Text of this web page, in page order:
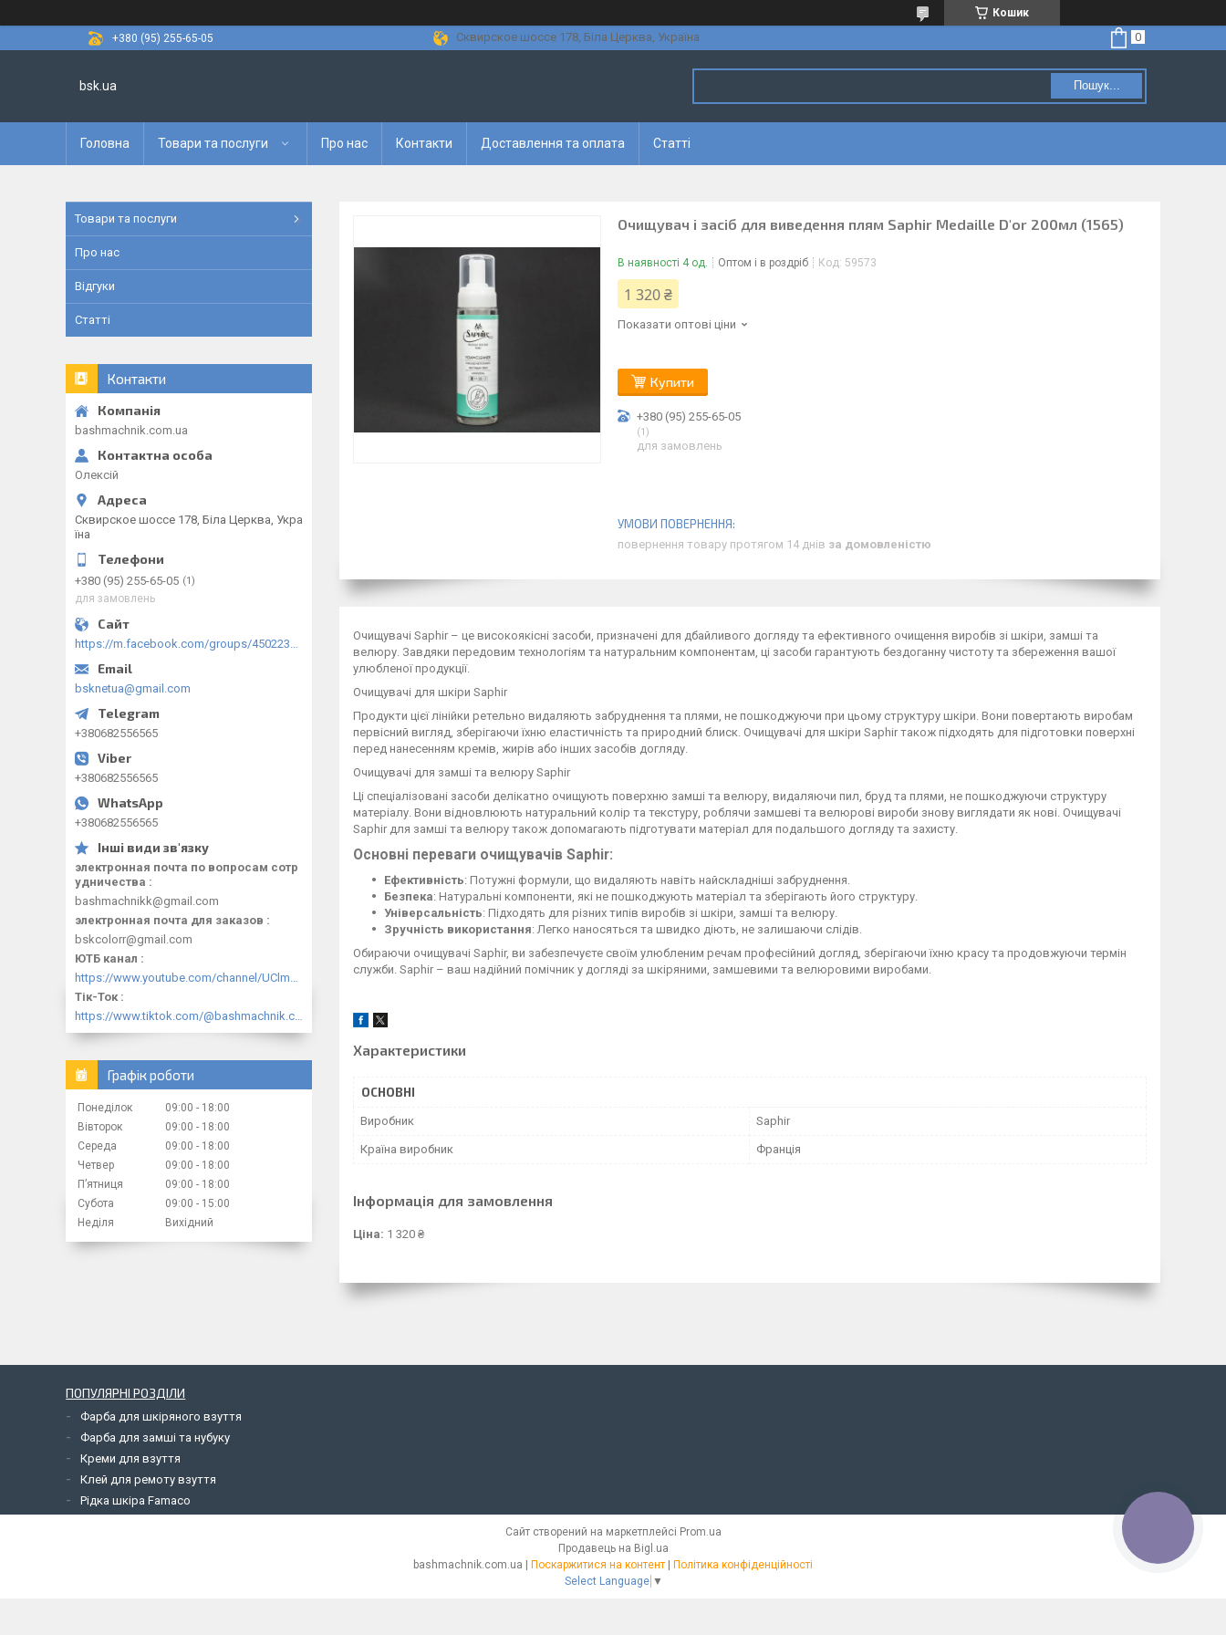
Кошик
+380 (95) 255-65-05
Сквирское шоссе 178, Біла Церква, Україна
bsk.ua Пошук...
Головна Товари та послуги Про нас Контакти Доставлення та оплата Статті
Очищувач і засіб для виведення плям Saphir Medaille D'or 200мл (1565)
В наявності 4 од. Оптом і в роздріб Код: 59573
1 320 ₴
Показати оптові ціни
Купити
+380 (95) 255-65-05
1
для замовлень
повернення товару протягом 14 днів за домовленістю
Очищувачі Saphir – це високоякісні засоби, призначені для дбайливого догляду та ефективного очищення виробів зі шкіри, замші та
велюру. Завдяки передовим технологіям та натуральним компонентам, ці засоби гарантують бездоганну чистоту та збереження вашої
улюбленої продукції.
Очищувачі для шкіри Saphir
Продукти цієї лінійки ретельно видаляють забруднення та плями, не пошкоджуючи при цьому структуру шкіри. Вони повертають виробам
первісний вигляд, зберігаючи їхню еластичність та природний блиск. Очищувачі для шкіри Saphir також підходять для підготовки поверхні
перед нанесенням кремів, жирів або інших засобів догляду.
Очищувачі для замші та велюру Saphir
Ці спеціалізовані засоби делікатно очищують поверхню замші та велюру, видаляючи пил, бруд та плями, не пошкоджуючи структуру
матеріалу. Вони відновлюють натуральний колір та текстуру, роблячи замшеві та велюрові вироби знову виглядати як нові. Очищувачі
Saphir для замші та велюру також допомагають підготувати матеріал для подальшого догляду та захисту.
Основні переваги очищувачів Saphir:
Ефективність: Потужні формули, що видаляють навіть найскладніші забруднення.
Безпека: Натуральні компоненти, які не пошкоджують матеріал та зберігають його структуру.
Універсальність: Підходять для різних типів виробів зі шкіри, замші та велюру.
Зручність використання: Легко наносяться та швидко діють, не залишаючи слідів.
Обираючи очищувачі Saphir, ви забезпечуєте своїм улюбленим речам професійний догляд, зберігаючи їхню красу та продовжуючи термін
служби. Saphir – ваш надійний помічник у догляді за шкіряними, замшевими та велюровими виробами.
Характеристики
ОСНОВНІ
Виробник Saphir
Країна виробник Франція
Інформація для замовлення
Ціна: 1 320 ₴
Товари та послуги
Про нас
Відгуки
Статті
Контакти
bashmachnik.com.ua
Олексій
Сквирское шоссе 178, Біла Церква, Укра
їна
+380 (95) 255-65-05 1
для замовлень
https://m.facebook.com/groups/450223289123148/?ref=group_browse
bsknetua@gmail.com
+380682556565
+380682556565
+380682556565
электронная почта по вопросам сотр
удничества
bashmachnikk@gmail.com
электронная почта для заказов
bskcolorr@gmail.com
ЮТБ канал
https://www.youtube.com/channel/UClmpExjfqH65_PkVWCmgPbQ
Тік-Ток
https://www.tiktok.com/@bashmachnik.com.ua
Графік роботи
Понеділок 09:00
18:00
Вівторок
09:00
18:00
Середа
09:00
18:00
Четвер
09:00
18:00
Пʼятниця
09:00
18:00
Субота
09:00
15:00
Неділя
Вихідний
ПОПУЛЯРНІ РОЗДІЛИ
Фарба для шкіряного взуття
Фарба для замші та нубуку
Креми для взуття
Клей для ремоту взуття
Рідка шкіра Famaco
Сайт створений на маркетплейсі Prom.ua
Продавець на Bigl.ua
bashmachnik.com.ua | Поскаржитися на контент | Політика конфіденційності
Select Language ▼